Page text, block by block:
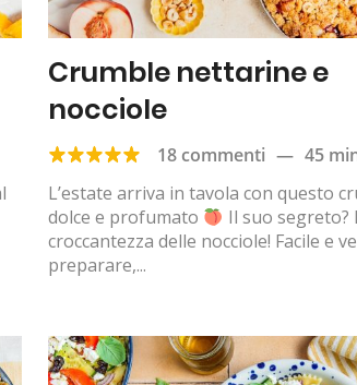
Crumble nettarine e
nocciole
18 commenti — 45
L’estate arriva in tavola con questo
dolce e profumato
Il suo segreto?
croccantezza delle nocciole! Facile e
preparare,...